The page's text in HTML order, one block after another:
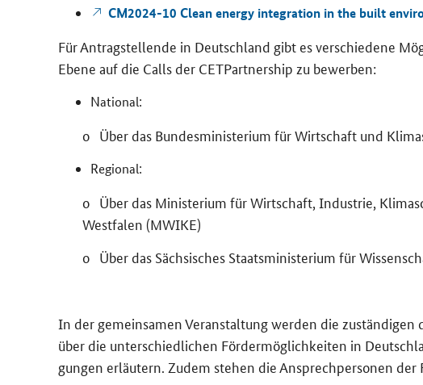
CM2024-​10 Clean energy integration in the built
Für An­trag­stel­len­de in Deutsch­land gibt es ver­schie­de­ne
Ebene auf die Calls der CETPartnership zu be­wer­ben:
Na­tio­nal:
o Über das Bun­des­mi­nis­te­ri­um für Wirt­schaft und
Re­gio­nal:
o Über das Mi­nis­te­ri­um für Wirt­schaft, In­dus­trie,
Westfalen (MWIKE)
o Über das Säch­si­sches Staats­mi­nis­te­ri­um für
In der ge­mein­sa­men Ver­an­stal­tung wer­den die
über die un­ter­schied­li­chen För­der­mög­lich­kei­ten in
gun­gen er­läu­tern. Zudem ste­hen die An­sprech­per­so­nen